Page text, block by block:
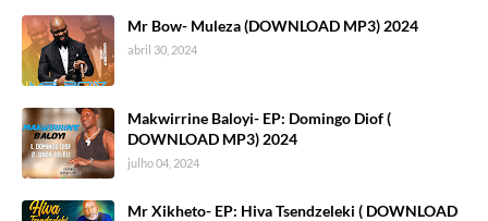
Mr Bow- Muleza (DOWNLOAD MP3) 2024
abril 30, 2024
Makwirrine Baloyi- EP: Domingo Diof (
DOWNLOAD MP3) 2024
julho 04, 2024
Mr Xikheto- EP: Hiva Tsendzeleki ( DOWNLOAD